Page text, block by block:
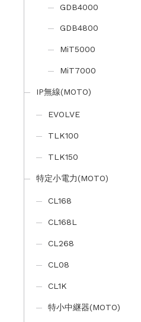
GDB4000
GDB4800
MiT5000
MiT7000
IP無線(MOTO)
EVOLVE
TLK100
TLK150
特定小電力(MOTO)
CL168
CL168L
CL268
CL08
CL1K
特小中継器(MOTO)